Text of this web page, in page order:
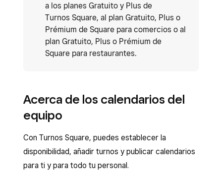
a los planes Gratuito y Plus de
Turnos Square, al plan Gratuito, Plus o
Prémium de Square para comercios o al
plan Gratuito, Plus o Prémium de
Square para restaurantes.
Acerca de los calendarios del
equipo
Con Turnos Square, puedes establecer la
disponibilidad, añadir turnos y publicar calendarios
para ti y para todo tu personal.